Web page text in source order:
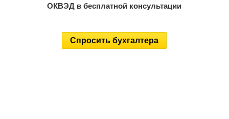
ОКВЭД в бесплатной консультации
Спросить бухгалтера